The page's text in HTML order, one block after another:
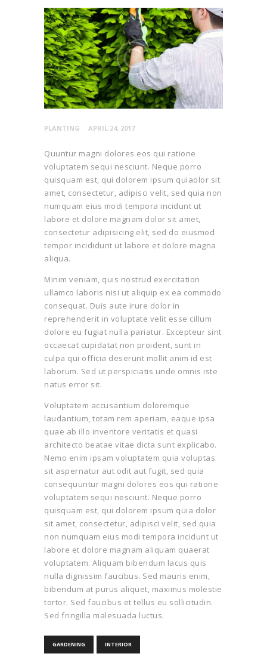
PLANTING APRIL 24, 2017
Quuntur magni dolores eos qui ratione
voluptatem sequi nesciunt. Neque porro
quisquam est, qui dolorem ipsum quiaolor sit
amet, consectetur, adipisci velit, sed quia non
numquam eius modi tempora incidunt ut
labore et dolore magnam dolor sit amet,
consectetur adipisicing elit, sed do eiusmod
tempor incididunt ut labore et dolore magna
aliqua.
Minim veniam, quis nostrud exercitation
ullamco laboris nisi ut aliquip ex ea commodo
consequat. Duis aute irure dolor in
reprehenderit in voluptate velit esse cillum
dolore eu fugiat nulla pariatur. Excepteur sint
occaecat cupidatat non proident, sunt in
culpa qui officia deserunt mollit anim id est
laborum. Sed ut perspiciatis unde omnis iste
natus error sit.
Voluptatem accusantium doloremque
laudantium, totam rem aperiam, eaque ipsa
quae ab illo inventore veritatis et quasi
architecto beatae vitae dicta sunt explicabo.
Nemo enim ipsam voluptatem quia voluptas
sit aspernatur aut odit aut fugit, sed quia
consequuntur magni dolores eos qui ratione
voluptatem sequi nesciunt. Neque porro
quisquam est, qui dolorem ipsum quia dolor
sit amet, consectetur, adipisci velit, sed quia
non numquam eius modi tempora incidunt ut
labore et dolore magnam aliquam quaerat
voluptatem. Aliquam bibendum lacus quis
nulla dignissim faucibus. Sed mauris enim,
bibendum at purus aliquet, maximus molestie
tortor. Sed faucibus et tellus eu sollicitudin.
Sed fringilla malesuada luctus.
GARDENING INTERIOR